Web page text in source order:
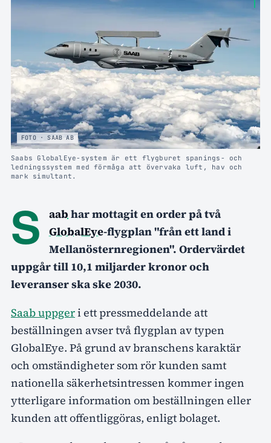
FOTO · SAAB AB
Saabs GlobalEye-system är ett flygburet spanings- och
ledningssystem med förmåga att övervaka luft, hav och
mark simultant.
S aab har mottagit en order på två
GlobalEye-flygplan "från ett land i
Mellanösternregionen". Ordervärdet
uppgår till 10,1 miljarder kronor och
leveranser ska ske 2030.
Saab uppgeri ett pressmeddelande att
beställningen avser två flygplan av typen
GlobalEye. På grund av branschens karaktär
och omständigheter som rör kunden samt
nationella säkerhetsintressen kommer ingen
ytterligare information om beställningen eller
kunden att offentliggöras, enligt bolaget.